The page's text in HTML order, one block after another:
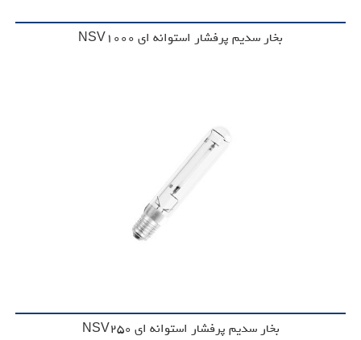
بخار سدیم پرفشار استوانه ای NSV1000
بخار سدیم پرفشار استوانه ای NSV250